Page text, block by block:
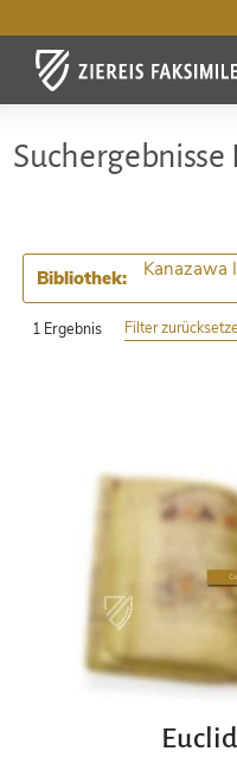
Such­ergebnisse
1 Ergebnis
Bibliothek: Kanazawa
Filter